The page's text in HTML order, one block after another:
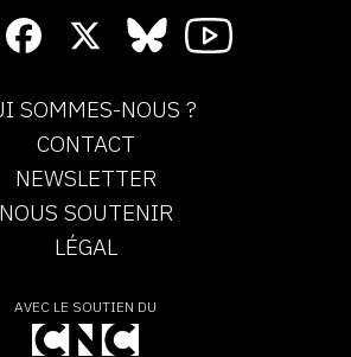
SOMMES-NOUS ?
CONTACT
NEWSLETTER
NOUS SOUTENIR
LÉGAL
AVEC LE SOUTIEN DU